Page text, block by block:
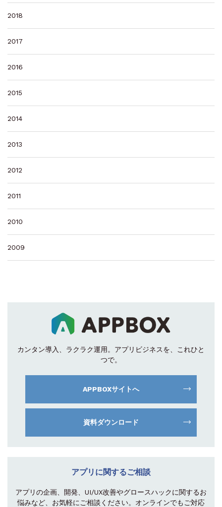
2018
2017
2016
2015
2014
2013
2012
2011
2010
2009
カンタン導入、ラクラク運用。 アプリビジネスを、これひと
つで。
APPBOXサイトへ
資料ダウンロード
アプリに関するご相談
アプリの企画、開発、UI/UX改善やグロースハックに関するお
悩みなど、お気軽にご相談 ください。オンラインでもご対応